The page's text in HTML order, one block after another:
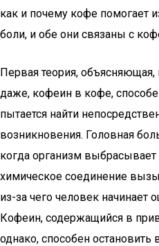
как и почему кофе помогает
боли, и обе они связаны с
Первая теория,
даже, кофеин в кофе,
пытается найти
возникновения. Головная
когда организм
химическое соединение
из-за чего человек начинает
Кофеин, содержащийся в
однако, способен остановить